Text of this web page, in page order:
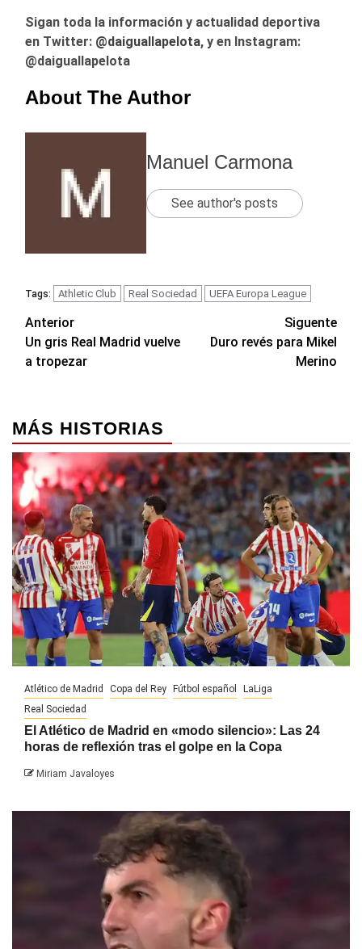
Sigan toda la información y actualidad deportiva
en Twitter: @daiguallapelota, y en Instagram:
@daiguallapelota
About The Author
Manuel Carmona
See author's posts
Tags: Athletic Club Real Sociedad UEFA Europa League
Navegación
de
Anterior
Un gris Real Madrid vuelve
a tropezar
Siguente
Duro revés para Mikel
Merino
MÁS HISTORIAS
Atlético de Madrid Copa del Rey Fútbol español
LaLiga
Real Sociedad
El Atlético de Madrid en «modo silencio»: Las 24
horas de reflexión tras el golpe en la Copa
Miriam Javaloyes